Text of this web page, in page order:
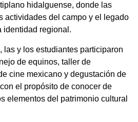
hidalguense, donde las
actividades del campo y el legado
identidad regional.
las y los estudiantes participaron
de equinos, taller de
cine mexicano y degustación de
el propósito de conocer de
elementos del patrimonio cultural